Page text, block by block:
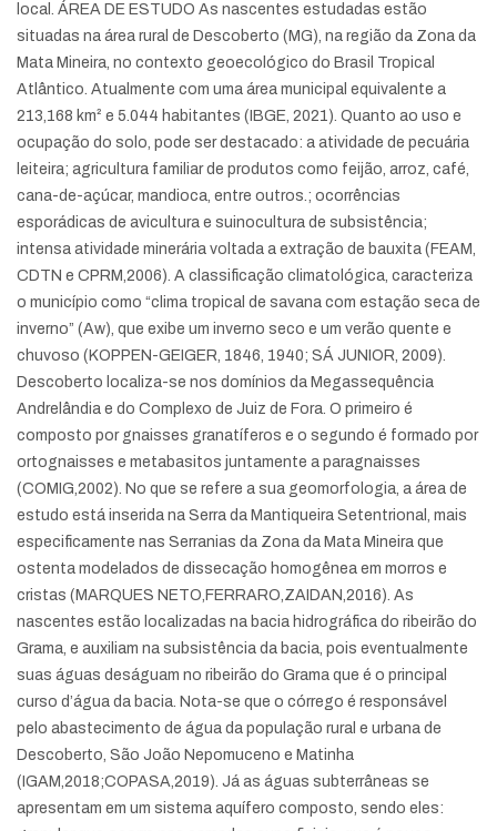
local. ÁREA DE ESTUDO As nascentes estudadas estão
situadas na área rural de Descoberto (MG), na região da Zona da
Mata Mineira, no contexto geoecológico do Brasil Tropical
Atlântico. Atualmente com uma área municipal equivalente a
213,168 km² e 5.044 habitantes (IBGE, 2021). Quanto ao uso e
ocupação do solo, pode ser destacado: a atividade de pecuária
leiteira; agricultura familiar de produtos como feijão, arroz, café,
cana-de-açúcar, mandioca, entre outros.; ocorrências
esporádicas de avicultura e suinocultura de subsistência;
intensa atividade minerária voltada a extração de bauxita (FEAM,
CDTN e CPRM,2006). A classificação climatológica, caracteriza
o município como “clima tropical de savana com estação seca de
inverno” (Aw), que exibe um inverno seco e um verão quente e
chuvoso (KOPPEN-GEIGER, 1846, 1940; SÁ JUNIOR, 2009).
Descoberto localiza-se nos domínios da Megassequência
Andrelândia e do Complexo de Juiz de Fora. O primeiro é
composto por gnaisses granatíferos e o segundo é formado por
ortognaisses e metabasitos juntamente a paragnaisses
(COMIG,2002). No que se refere a sua geomorfologia, a área de
estudo está inserida na Serra da Mantiqueira Setentrional, mais
especificamente nas Serranias da Zona da Mata Mineira que
ostenta modelados de dissecação homogênea em morros e
cristas (MARQUES NETO,FERRARO,ZAIDAN,2016). As
nascentes estão localizadas na bacia hidrográfica do ribeirão do
Grama, e auxiliam na subsistência da bacia, pois eventualmente
suas águas deságuam no ribeirão do Grama que é o principal
curso d’água da bacia. Nota-se que o córrego é responsável
pelo abastecimento de água da população rural e urbana de
Descoberto, São João Nepomuceno e Matinha
(IGAM,2018;COPASA,2019). Já as águas subterrâneas se
apresentam em um sistema aquífero composto, sendo eles: